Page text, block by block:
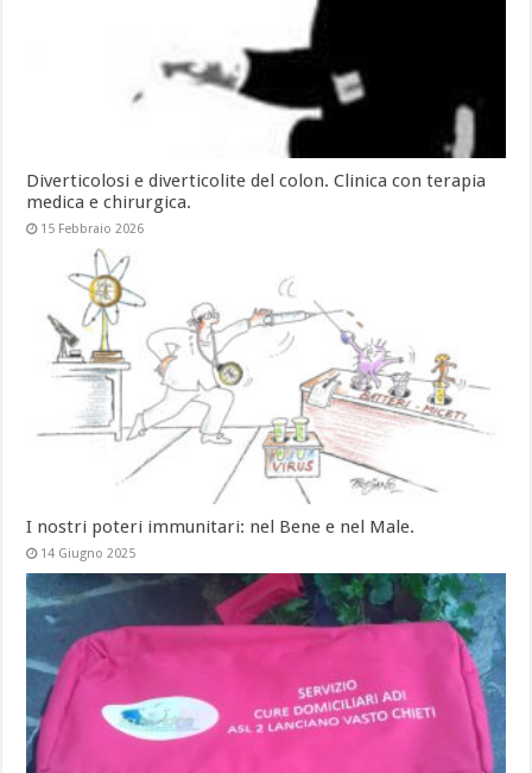
Diverticolosi e diverticolite del colon. Clinica con terapia
medica e chirurgica.
15 Febbraio 2026
I nostri poteri immunitari: nel Bene e nel Male.
14 Giugno 2025